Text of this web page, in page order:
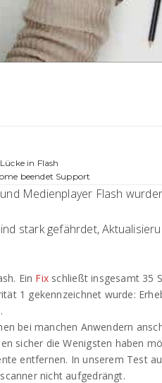
in Flash
beendet Support
Medienplayer Flash
stark gefährdet,
Ein Fix schließt insgesamt 35
1 gekennzeichnet wurde:
bei manchen Anwendern
sicher die Wenigsten haben
entfernen. In unserem Test
nicht aufgedrängt.